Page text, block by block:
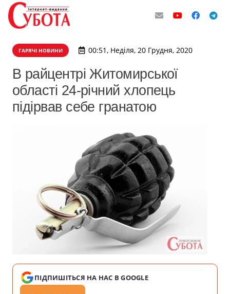
ГАРЯЧІ НОВИНИ 00:51, Неділя, 20 Грудня, 2020
В райцентрі Житомирської
області 24-річний хлопець
підірвав себе гранатою
ПІДПИШІТЬСЯ НА НАС В GOOGLE